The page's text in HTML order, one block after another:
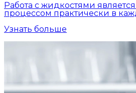
Работа с жидкостями
процессом практически в
Узнать больше